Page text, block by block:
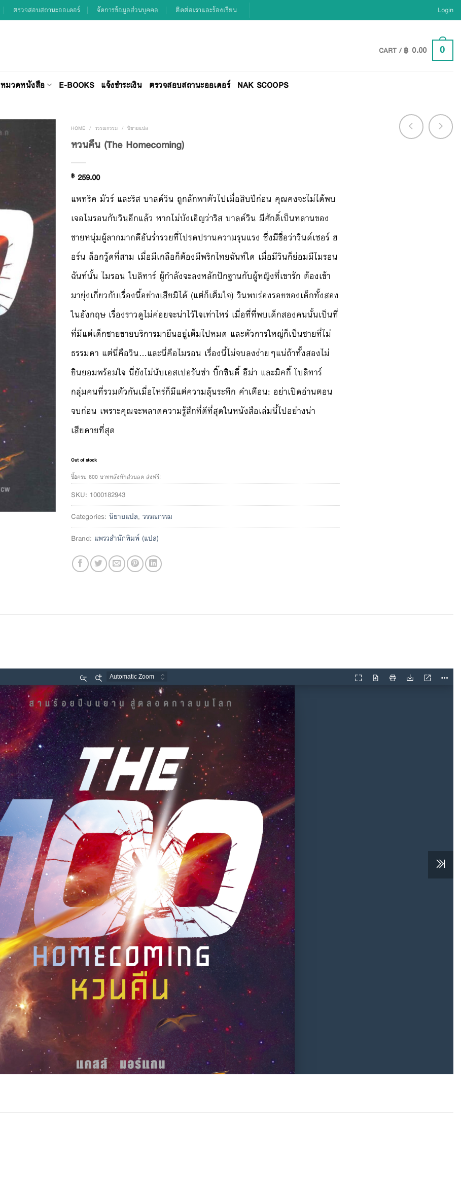
ตรวจสอบสถานะออเดอร์ จัดการข้อมูลส่วนบุคคล ติดต่อเราและร้องเรียน Login
CART /฿ 0.00 0
หมวดหนังสือ E-BOOKS แจ้งชำระเงิน ตรวจสอบสถานะออเดอร์ NAK SCOOPS
HOME / วรรณกรรม / นิยายแปล
หวนคืน (The Homecoming)
฿ 259.00
แพทริค มัวร์ และริส บาลด์วิน ถูกลักพาตัวไปเมื่อสิบปีก่อน คุณคงจะไม่ได้พบ
เจอไมรอนกับวินอีกแล้ว หากไม่บังเอิญว่าริส บาลด์วิน มีศักดิ์เป็นหลานของ
ชายหนุ่มผู้ลากมากดีอันร่ำรวยที่โปรดปรานความรุนแรง ซึ่งมีชื่อว่าวินด์เซอร์ ฮ
อร์น ล็อกวู้ดที่สาม เมื่อมีเกลือก็ต้องมีพริกไทยฉันท์ใด เมื่อมีวินก็ย่อมมีไมรอน
ฉันท์นั้น ไมรอน โบลิทาร์ ผู้กำลังจะลงหลักปักฐานกับผู้หญิงที่เขารัก ต้องเข้า
มายุ่งเกี่ยวกับเรื่องนี้อย่างเสียมิได้ (แต่ก็เต็มใจ) วินพบร่องรอยของเด็กทั้งสอง
ในอังกฤษ เรื่องราวดูไม่ค่อยจะน่าไว้ใจเท่าไหร่ เมื่อที่ที่พบเด็กสองคนนั้นเป็นที่
ที่มีแต่เด็กชายขายบริการมายืนอยู่เต็มไปหมด และตัวการใหญ่ก็เป็นชายที่ไม่
ธรรมดา แต่นี่คือวิน…และนี่คือไมรอน เรื่องนี้ไม่จบลงง่ายๆแน่ถ้าทั้งสองไม่
ยินยอมพร้อมใจ นี่ยังไม่นับเอสเปอรันซ่า บิ๊กซินดี้ อีม่า และมิคกี้ โบลิทาร์
กลุ่มคนที่รวมตัวกันเมื่อไหร่ก็มีแต่ความลุ้นระทึก คำเตือน: อย่าเปิดอ่านตอน
จบก่อน เพราะคุณจะพลาดความรู้สึกที่ดีที่สุดในหนังสือเล่มนี้ไปอย่างน่า
เสียดายที่สุด
Out of stock
ซื้อครบ 600 บาทหลังหักส่วนลด ส่งฟรี!
SKU: 1000182943
Categories: นิยายแปล, วรรณกรรม
Brand: แพรวสำนักพิมพ์ (แปล)